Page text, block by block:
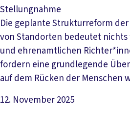
Stellungnahme
Die geplante Strukturreform
von Standorten bedeutet nichts
und ehrenamtlichen
fordern eine grundlegende
auf dem Rücken der Menschen
12. November 2025